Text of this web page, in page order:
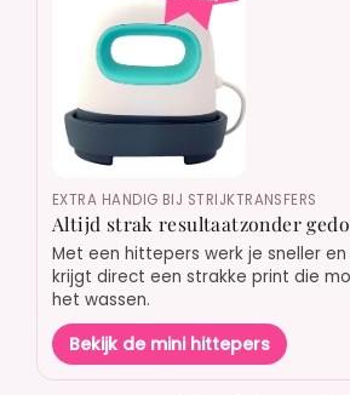
EXTRA HANDIG BIJ STRIJKTRANSFERS
Altijd strak resultaatzonder
Met een hittepers werk je sneller
krijgt direct een strakke print die
het wassen.
Bekijk de mini hittepers